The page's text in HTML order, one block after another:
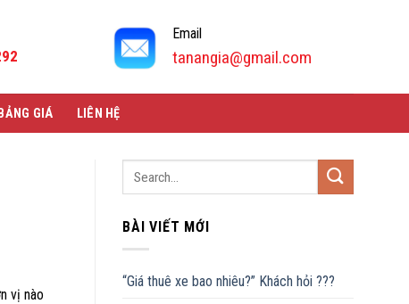
Email
tanangia@gmail.com
BẢNG GIÁ LIÊN HỆ
vị nào
BÀI VIẾT MỚI
“Giá thuê xe bao nhiêu?” Khách hỏi ???